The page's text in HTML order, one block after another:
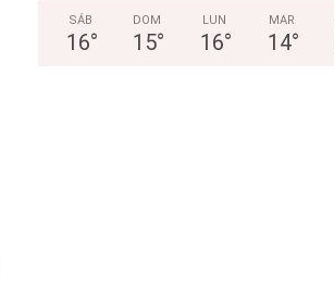
SÁB
16°
DOM
15°
LUN
16°
MAR
14°